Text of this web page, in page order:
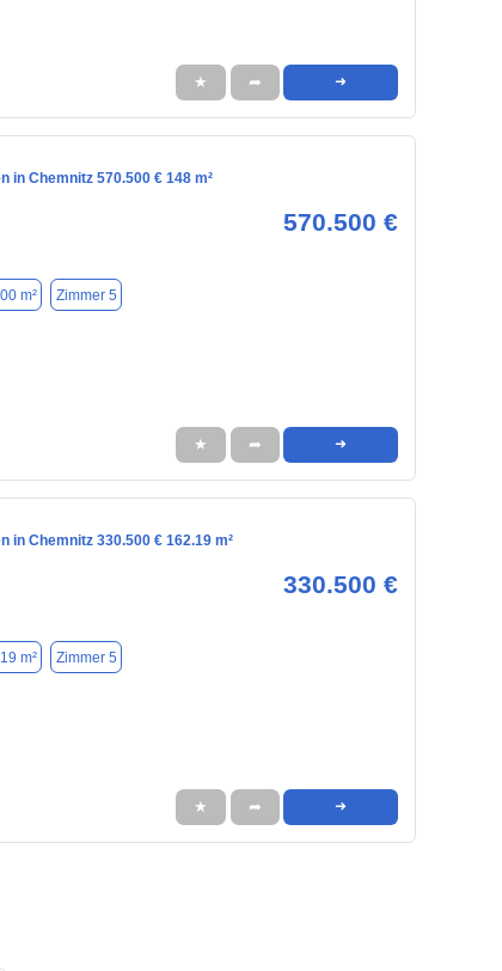
★ ➦ ➜
in Chemnitz 570.500 € 148 m²
570.500 €
m² Zimmer 5
★ ➦ ➜
in Chemnitz 330.500 € 162.19 m²
330.500 €
m² Zimmer 5
★ ➦ ➜